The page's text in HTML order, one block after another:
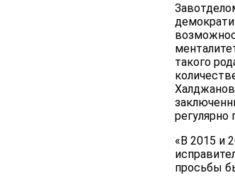
такого
регулярно
«В 2015 и
просьбы